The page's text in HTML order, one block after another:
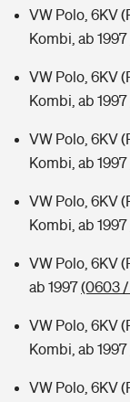
VW Polo, 6KV
Kombi, ab 1997
VW Polo, 6KV
Kombi, ab 1997
VW Polo, 6KV
Kombi, ab 1997
VW Polo, 6KV
Kombi, ab 1997
VW Polo, 6KV
ab 1997(0603 /
VW Polo, 6KV
Kombi, ab 1997
VW Polo, 6KV